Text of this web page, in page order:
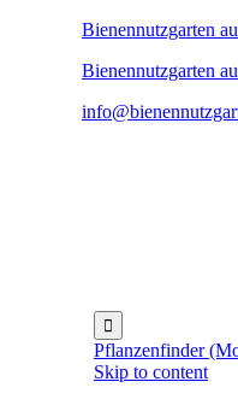
Bienennutzgarten
Bienennutzgarten

Pflanzenfinder
Skip to content